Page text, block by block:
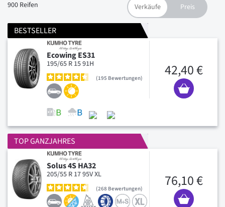
900 Reifen
BESTSELLER
Ecowing ES31
195/65 R 15 91H
195 Bewertungen 42,40 €
TOP GANZJAHRES
Solus 4S HA32
205/55 R 17 95V XL
268 Bewertungen 76,10 €